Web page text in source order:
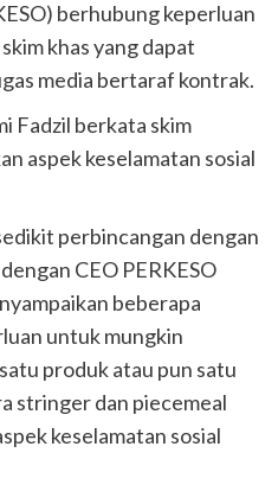
berhubung keperluan
khas yang dapat
media bertaraf kontrak.
Fadzil berkata skim
aspek keselamatan sosial
perbincangan dengan
CEO PERKESO
beberapa
untuk mungkin
produk atau pun satu
stringer dan piecemeal
keselamatan sosial